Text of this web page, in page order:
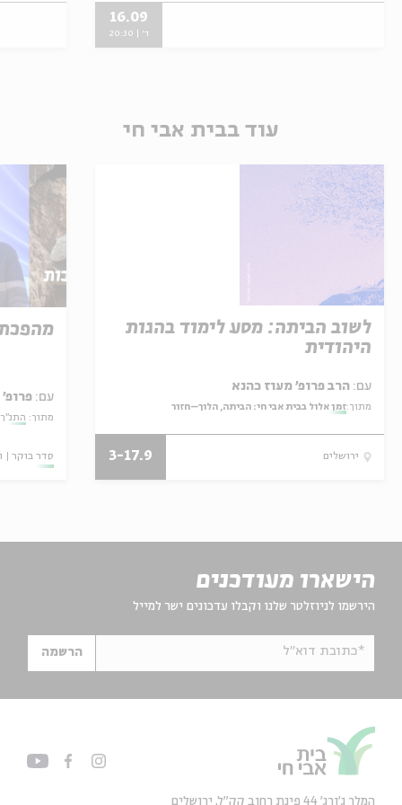
16.09
ד' | 20:30
עוד בבית אבי חי
לשוב הביתה: מסע לימוד בהגות
היהודית
עם:
מתוך:זמן אלול בבית אבי חי: הביתה, הלוך–חזור
ירושלים 3-17.9
עם: פרופ'
מתוך:
סדר בוקר
הישארו מעודכנים
הירשמו לניוזלטר שלנו וקבלו עדכונים ישר למייל
*כתובת דוא"ל הרשמה
המלך ג'ורג' 44 פינת רחוב קק״ל, ירושלים